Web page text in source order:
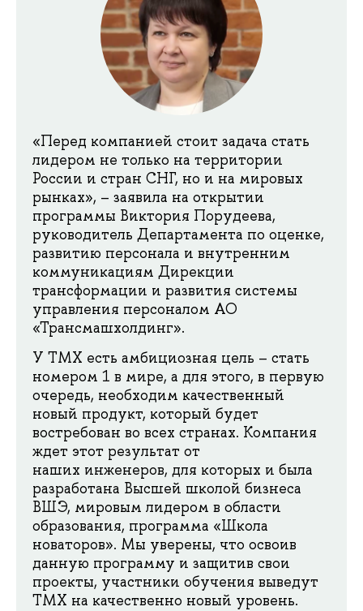
«Перед компанией стоит задача стать
лидером не только на территории
России и стран СНГ, но и на мировых
рынках», – заявила на открытии
программы Виктория Порудеева,
руководитель Департамента по оценке,
развитию персонала и внутренним
коммуникациям Дирекции
трансформации и развития системы
управления персоналом АО
«Трансмашхолдинг».
У ТМХ есть амбициозная цель – стать
номером 1 в мире, а для этого, в первую
очередь, необходим качественный
новый продукт, который будет
востребован во всех странах. Компания
ждет этот результат от
наших инженеров, для которых и была
разработана Высшей школой бизнеса
ВШЭ, мировым лидером в области
образования, программа «Школа
новаторов». Мы уверены, что освоив
данную программу и защитив свои
проекты, участники обучения выведут
ТМХ на качественно новый уровень.